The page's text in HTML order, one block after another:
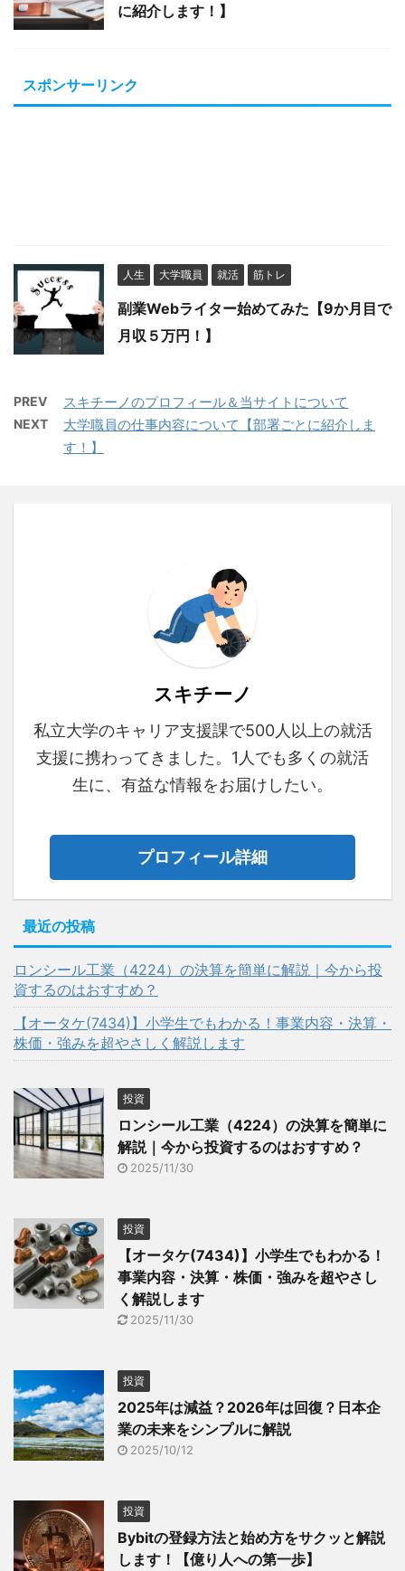
に紹介します！】
スポンサーリンク
人生 大学職員 就活 筋トレ
副業Webライター始めてみた【9か月目で
月収５万円！】
PREV スキチーノのプロフィール＆当サイトについて
NEXT
大学職員の仕事内容について【部署ごとに紹介しま
す！】
スキチーノ
私立大学のキャリア支援課で500人以上の就活
支援に携わってきました。1人でも多くの就活
生に、有益な情報をお届けしたい。
プロフィール詳細
最近の投稿
ロンシール工業（4224）の決算を簡単に解説｜今から投
資するのはおすすめ？
【オータケ(7434)】小学生でもわかる！事業内容・決算・
株価・強みを超やさしく解説します
投資
ロンシール工業（4224）の決算を簡単に
解説｜今から投資するのはおすすめ？
2025/11/30
投資
【オータケ(7434)】小学生でもわかる！
事業内容・決算・株価・強みを超やさし
く解説します
2025/11/30
投資
2025年は減益？2026年は回復？日本企
業の未来をシンプルに解説
2025/10/12
投資
Bybitの登録方法と始め方をサクッと解説
します！【億り人への第一歩】